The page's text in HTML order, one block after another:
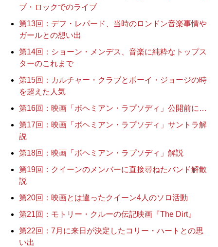
ブ・ロックでのライブ
第13回：デフ・レパード、当時のロンドン音楽事情や
ガールとの想い出
第14回：ショーン・メンデス、音楽に純粋なトップス
ターのこれまで
第15回：カルチャー・クラブとボーイ・ジョージの時
を超えた人気
第16回：映画「ボヘミアン・ラプソディ」公開前に…
第17回：映画「ボヘミアン・ラプソディ」サントラ解
説
第18回：映画「ボヘミアン・ラプソディ」解説
第19回：クイーンのメンバーに直接尋ねたバンド解散
説
第20回：映画とは違ったクイーン4人のソロ活動
第21回：モトリー・クルーの伝記映画『The Dirt』
第22回：7月に来日が決定したコリー・ハートとの思
い出